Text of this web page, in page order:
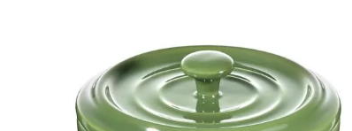
TALHERES